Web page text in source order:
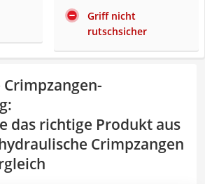
Griff nicht
rutschsicher
:
das richtige Produkt aus
Crimpzangen